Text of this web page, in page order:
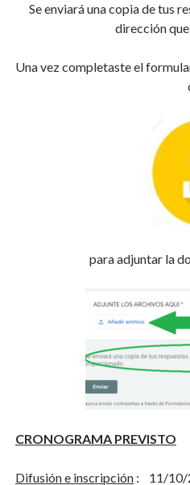
Se enviará una copia de tus
dirección
Una vez completaste el
para adjuntar la
CRONOGRAMA PREVISTO
Difusión e inscripción : 11/10/